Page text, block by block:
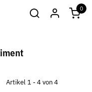
0
Artikel 1 - 4 von 4